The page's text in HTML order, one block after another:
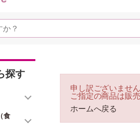
探す
食
申し訳ございません
ご指定の商品は販
ホームへ戻る